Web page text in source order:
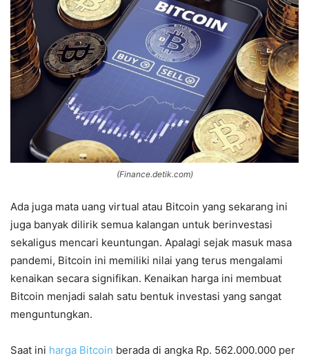
(Finance.detik.com)
Ada juga mata uang virtual atau Bitcoin yang sekarang ini
juga banyak dilirik semua kalangan untuk berinvestasi
sekaligus mencari keuntungan. Apalagi sejak masuk masa
pandemi, Bitcoin ini memiliki nilai yang terus mengalami
kenaikan secara signifikan. Kenaikan harga ini membuat
Bitcoin menjadi salah satu bentuk investasi yang sangat
menguntungkan.
Saat ini harga Bitcoin berada di angka Rp. 562.000.000 per